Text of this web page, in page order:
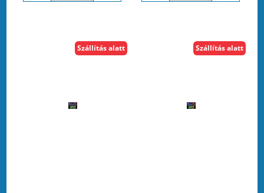
Szállítás alatt Szállítás alatt